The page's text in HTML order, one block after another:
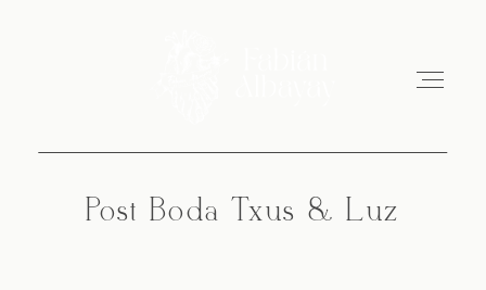
Post Boda Txus & Luz